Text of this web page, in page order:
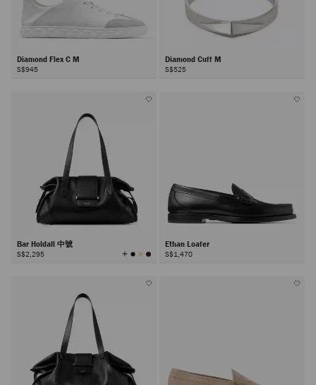
Diamond Flex C M
S$945
Diamond Cuff M
S$525
Bar Holdall 中號
S$2,295 查
看
Ethan Loafer
S$1,470